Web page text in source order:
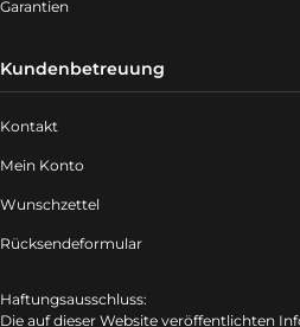
Garantien
Kundenbetreuung
Kontakt
Mein Konto
Wunschzettel
Rücksendeformular
Haftungsausschluss:
Die auf dieser Website veröffentlichten